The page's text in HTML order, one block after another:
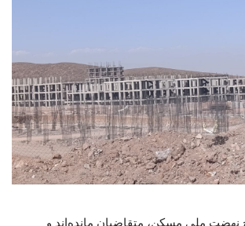
ملی مسکن، متقاضیان مانده‌اند و